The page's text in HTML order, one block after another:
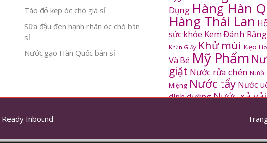
Táo đỏ kẹp óc chó giá sỉ
Sữa đậu đen hạnh nhân óc chó bán
sỉ
Nước gạo Hàn Quốc bán sỉ
Dụng Hàng Hàn
Hàng Thái Lan
sức khỏe Kem Đánh Răng
Khăn Giấy Khử mùi Kẹo
Và Bé Mỹ Phẩm
giặt Nước rửa chén Nước
Miệng Nước tẩy Nước
dinh dưỡngNước xả vải
Sâm Hàn Quốc
Ready Inbound